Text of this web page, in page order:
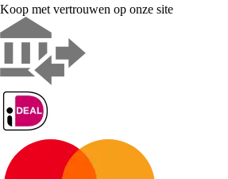
Koop met vertrouwen op onze site